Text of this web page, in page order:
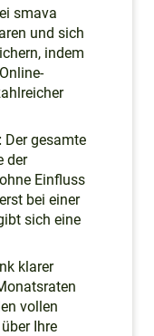
smava
und sich
indem
Der gesamte
der
Einfluss
bei einer
sich eine
klarer
vollen
Ihre